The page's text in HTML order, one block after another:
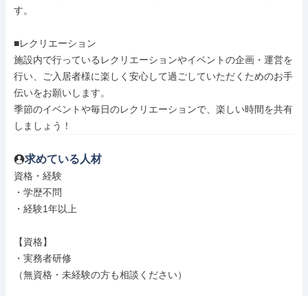
す。
■レクリエーション
施設内で行っているレクリエーションやイベントの企画・運営を
行い、ご入居者様に楽しく安心して過ごしていただくためのお手
伝いをお願いします。
季節のイベントや毎日のレクリエーションで、楽しい時間を共有
しましょう！
求めている人材
資格・経験
・学歴不問
・経験1年以上
【資格】
・実務者研修
（無資格・未経験の方も相談ください）